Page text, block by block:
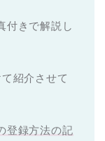
付きで解説し
紹介させて
登録方法の記